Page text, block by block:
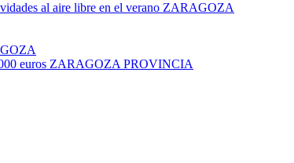
al aire libre en el verano ZARAGOZA
euros ZARAGOZA PROVINCIA